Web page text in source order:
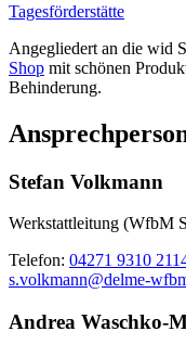
Tagesförderstätte
Angegliedert an die wid
Shop mit schönen
Behinderung.
Stefan Volkmann
Werkstattleitung (WfbM
Telefon: 04271 9310
s.volkmann@delme-
Andrea Waschko-